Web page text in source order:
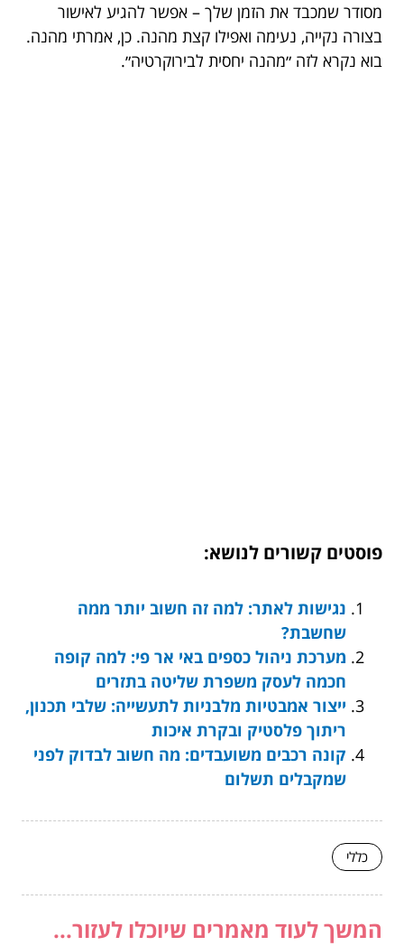
מסודר שמכבד את הזמן שלך – אפשר להגיע לאישור
בצורה נקייה, נעימה ואפילו קצת מהנה. כן, אמרתי מהנה.
בוא נקרא לזה ״מהנה יחסית לבירוקרטיה״.
פוסטים קשורים לנושא:
נגישות לאתר: למה זה חשוב יותר ממה
שחשבת?
מערכת ניהול כספים באי אר פי: למה קופה
חכמה לעסק משפרת שליטה בתזרים
ייצור אמבטיות מלבניות לתעשייה: שלבי תכנון,
ריתוך פלסטיק ובקרת איכות
קונה רכבים משועבדים: מה חשוב לבדוק לפני
שמקבלים תשלום
כללי
המשך לעוד מאמרים שיוכלו לעזור...